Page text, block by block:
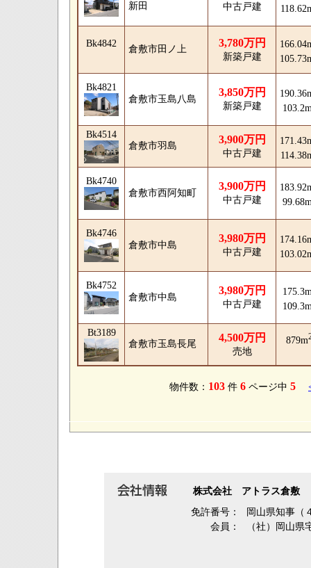
新田
中古戸建
Bk4842
倉敷市田ノ上
3,780万円
新築戸建
Bk4821
倉敷市玉島八島
3,850万円
新築戸建
Bk4514
倉敷市羽島
3,900万円
中古戸建
Bk4740
倉敷市西阿知町
3,900万円
中古戸建
Bk4746
倉敷市中島
3,980万円
中古戸建
Bk4752
倉敷市中島
3,980万円
中古戸建
Bt3189
倉敷市玉島長尾
4,500万円
売地
879m
物件数： 103 件 6 ページ中 5
株式会社 アトラス倉敷
免許番号：
岡山県知事（
会員：
（社）岡山県